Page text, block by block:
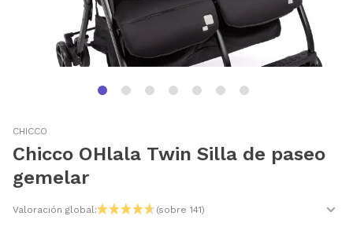
CHICCO
Chicco OHlala Twin Silla de paseo
gemelar
Valoración global: (sobre 141)